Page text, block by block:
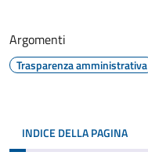
Argomenti
Trasparenza amministrativa
INDICE DELLA PAGINA